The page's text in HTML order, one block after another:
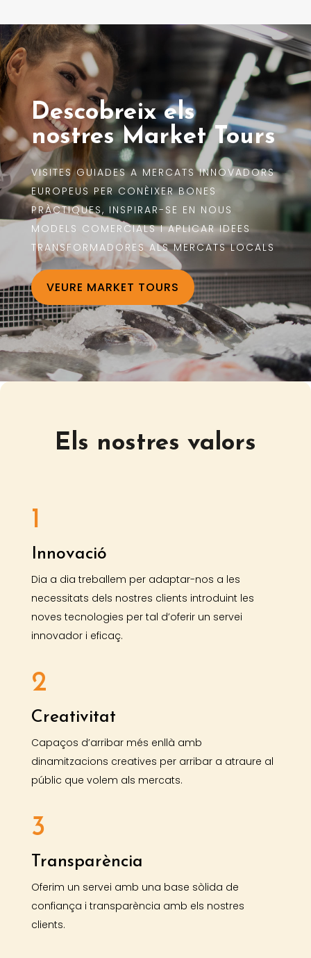
Descobreix els
nostres Market Tours
VISITES GUIADES A MERCATS INNOVADORS
EUROPEUS PER CONÈIXER BONES
PRÀCTIQUES, INSPIRAR-SE EN NOUS
MODELS COMERCIALS I APLICAR IDEES
TRANSFORMADORES ALS MERCATS LOCALS
VEURE MARKET TOURS
Els nostres valors
1
Innovació
Dia a dia treballem per adaptar-nos a les
necessitats dels nostres clients introduint les
noves tecnologies per tal d’oferir un servei
innovador i eficaç.
2
Creativitat
Capaços d’arribar més enllà amb
dinamitzacions creatives per arribar a atraure al
públic que volem als mercats.
3
Transparència
Oferim un servei amb una base sòlida de
confiança i transparència amb els nostres
clients.